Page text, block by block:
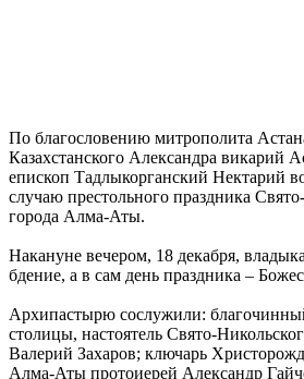
По благословению митрополита
Казахстанского Александра викарий
епископ Тадлыкорганский Нектарий
случаю престольного праздника
города Алма-Аты.
Накануне вечером, 18 декабря,
бдение, а в сам день праздника –
Архипастырю сослужили:
столицы, настоятель Свято-
Валерий Захаров; ключарь
Алма-Аты протоиерей Александр